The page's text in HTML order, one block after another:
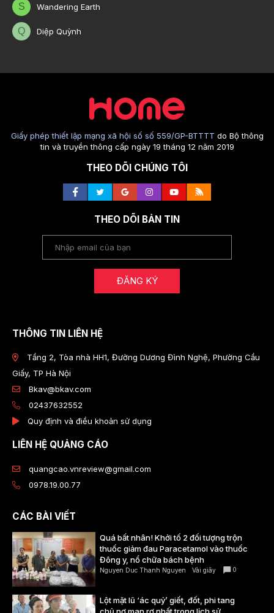
S Wandering Earth
Q Diệp Quỳnh
Giấy phép thiết lập mạng xã hội số số 559/GP-BTTTT do Bộ thông
tin và truyền thông cấp ngày 19 tháng 12 năm 2019
THEO DÕI CHÚNG TÔI
THEO DÕI BẢN TIN
ĐĂNG KÝ
THÔNG TIN LIÊN HỆ
Tầng 2, Tòa nhà HH1, Đường Dương Đình Nghệ, Phường Cầu
Giấy, TP Hà Nội
Bkav@bkav.com
02437632552
Quy định và điều khoản sử dụng
LIÊN HỆ QUẢNG CÁO
quangcao.vnreview@gmail.com
0978.19.00.77
CÁC BÀI VIẾT
Quá bất nhân! Khởi tố 2 đối tượng trộn
thuốc giảm đau Paracetamol vào thuốc
Đông y, nổ chữa bách bệnh
Nguyen Duc Thanh Nguyen Vài giây 0
Lột mặt lũ ‘ác quỷ’ giết, đốt, phi tang